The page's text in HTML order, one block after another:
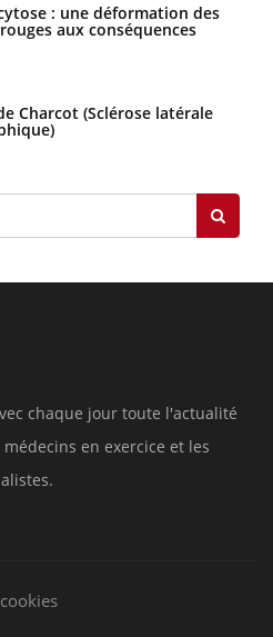
: une déformation des
aux conséquences
Charcot (Sclérose latérale
chaque jour toute l'actualité
en exercice et les